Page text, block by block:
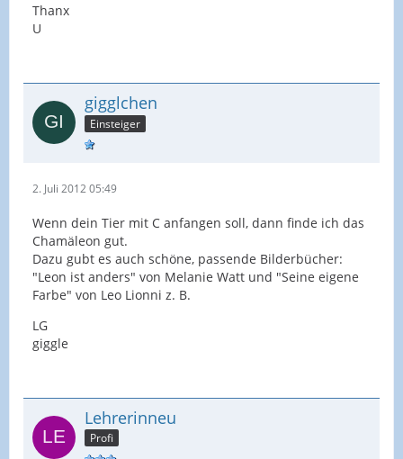
Thanx
U
gigglchen
Einsteiger
2. Juli 2012 05:49
Wenn dein Tier mit C anfangen soll, dann finde ich das
Chamäleon gut.
Dazu gubt es auch schöne, passende Bilderbücher:
"Leon ist anders" von Melanie Watt und "Seine eigene
Farbe" von Leo Lionni z. B.
LG
giggle
Lehrerinneu
Profi